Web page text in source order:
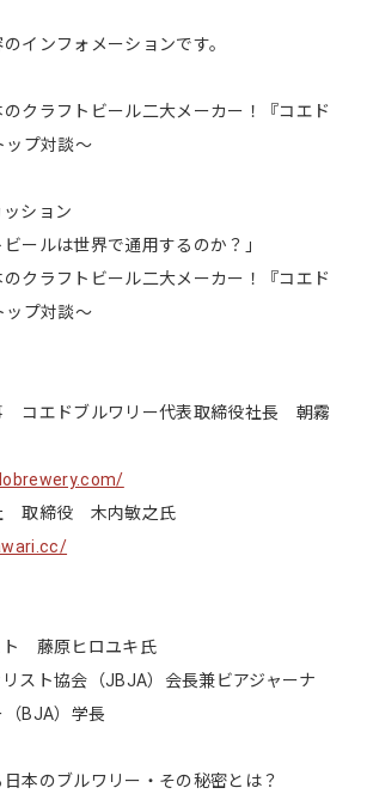
インフォメーションです。
クラフトビール二大メーカー！『コエド
ップ対談～
ション
ビールは世界で通用するのか？」
クラフトビール二大メーカー！『コエド
ップ対談～
コエドブルワリー代表取締役社長 朝霧
取締役 木内敏之氏
ト 藤原ヒロユキ氏
スト協会（JBJA）会長兼ビアジャーナ
（BJA）学長
日本のブルワリー・その秘密とは？